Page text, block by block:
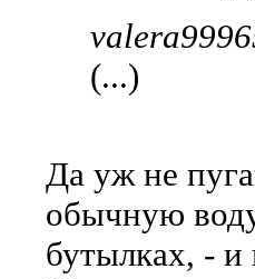
(...)
Да уж не
обычную
бутылках, - и